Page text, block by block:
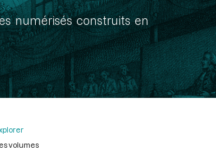
numérisés construits en
volumes